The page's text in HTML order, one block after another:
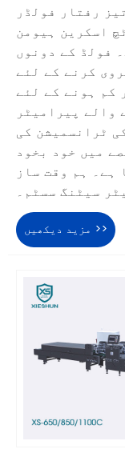
رفتار فولڈر
اسکرین ہیومن
فولڈ کے دونوں
کرنے کے لئے
کم ہونے کے لئے
والے پیرامیٹر
ٹرانسمیشن کی
میں خود بخود
ہے۔ ہم وقت ساز
سیٹنگ سسٹم۔
مزید دیکھیں >>